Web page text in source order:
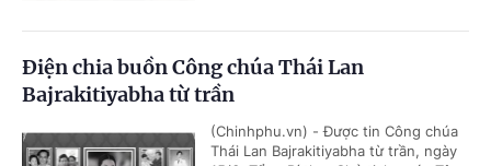
Điện chia buồn Công chúa Thái Lan
Bajrakitiyabha từ trần
(Chinhphu.vn) - Được tin Công chúa
Thái Lan Bajrakitiyabha từ trần, ngày